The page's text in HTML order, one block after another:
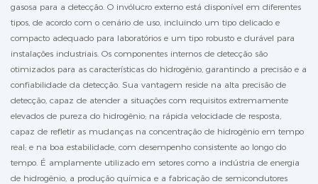
gasosa para a detecção. O invólucro externo está disponível em diferentes
tipos, de acordo com o cenário de uso, incluindo um tipo delicado e
compacto adequado para laboratórios e um tipo robusto e durável para
instalações industriais. Os componentes internos de detecção são
otimizados para as características do hidrogênio, garantindo a precisão e a
confiabilidade da detecção. Sua vantagem reside na alta precisão de
detecção, capaz de atender a situações com requisitos extremamente
elevados de pureza do hidrogênio; na rápida velocidade de resposta,
capaz de refletir as mudanças na concentração de hidrogênio em tempo
real; e na boa estabilidade, com desempenho consistente ao longo do
tempo. É amplamente utilizado em setores como a indústria de energia
de hidrogênio, a produção química e a fabricação de semicondutores